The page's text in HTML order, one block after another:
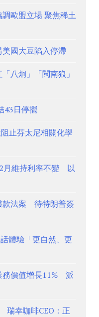
歐盟立場 聚焦稀土
國大豆陷入停滯
八炯」「閩南狼」
43日停擺
止芬太尼相關化學
月維持利率不變 以
款法案 待特朗普簽
體驗「更自然、更
務價值增長11% 派
幸咖啡CEO：正